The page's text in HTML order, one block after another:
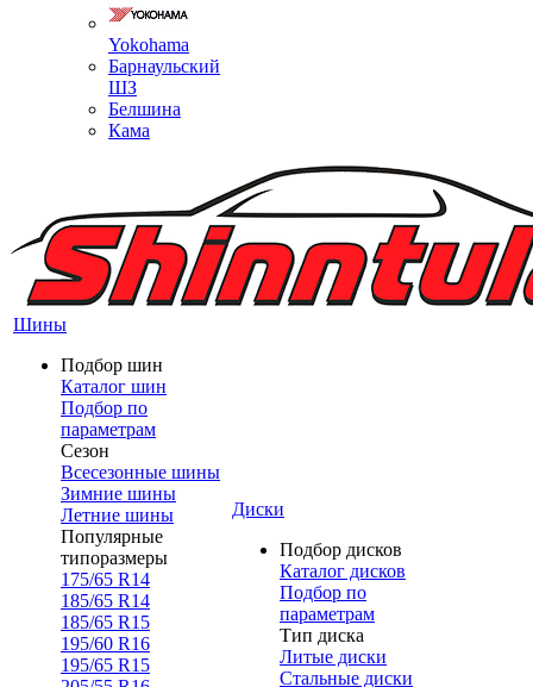
Yokohama
Барнаульский
ШЗ
Белшина
Кама
Шины
Подбор шин
Каталог шин
Подбор по
параметрам
Сезон
Всесезонные шины
Зимние шины
Летние шины
Популярные
типоразмеры
175/65 R14
185/65 R14
185/65 R15
195/60 R16
195/65 R15
Диски
Подбор дисков
Каталог дисков
Подбор по
параметрам
Тип диска
Литые диски
Стальные диски